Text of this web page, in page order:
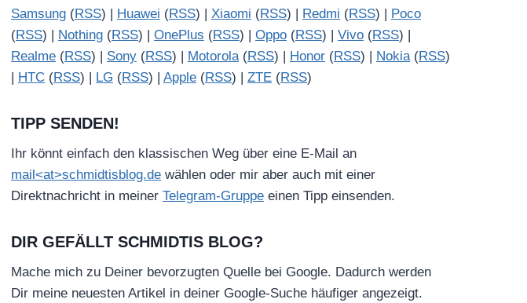
Samsung (RSS) | Huawei (RSS) | Xiaomi (RSS) | Redmi (RSS) | Poco
(RSS) | Nothing (RSS) | OnePlus (RSS) | Oppo (RSS) | Vivo (RSS) |
Realme (RSS) | Sony (RSS) | Motorola(RSS) | Honor (RSS) | Nokia(RSS)
| HTC (RSS) | LG (RSS) | Apple (RSS) | ZTE (RSS)
TIPP SENDEN!
Ihr könnt einfach den klassischen Weg über eine E-Mail an
mail<at>schmidtisblog.de wählen oder mir aber auch mit einer
Direktnachricht in meiner Telegram-Gruppe einen Tipp einsenden.
DIR GEFÄLLT SCHMIDTIS BLOG?
Mache mich zu Deiner bevorzugten Quelle bei Google. Dadurch werden
Dir meine neuesten Artikel in deiner Google-Suche häufiger angezeigt.